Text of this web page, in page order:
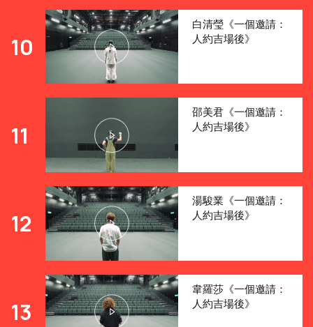
10
白清瑩《一個邀請：
人約吉場後》
11
邵美君《一個邀請：
人約吉場後》
12
湯駿業《一個邀請：
人約吉場後》
13
韋羅莎《一個邀請：
人約吉場後》